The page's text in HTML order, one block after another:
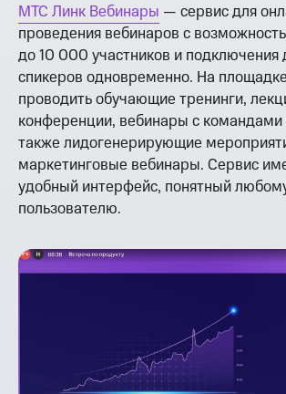
МТС Линк Вебинары — сервис для
проведения вебинаров с
до 10 000 участников и подключения
спикеров одновременно. На
проводить обучающие тренинги,
конференции, вебинары с командами
также лидогенерирующие
маркетинговые вебинары. Сервис
удобный интерфейс, понятный
пользователю.